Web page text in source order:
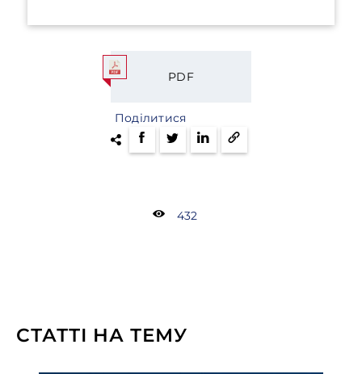
PDF
Поділитися
432
СТАТТІ НА ТЕМУ